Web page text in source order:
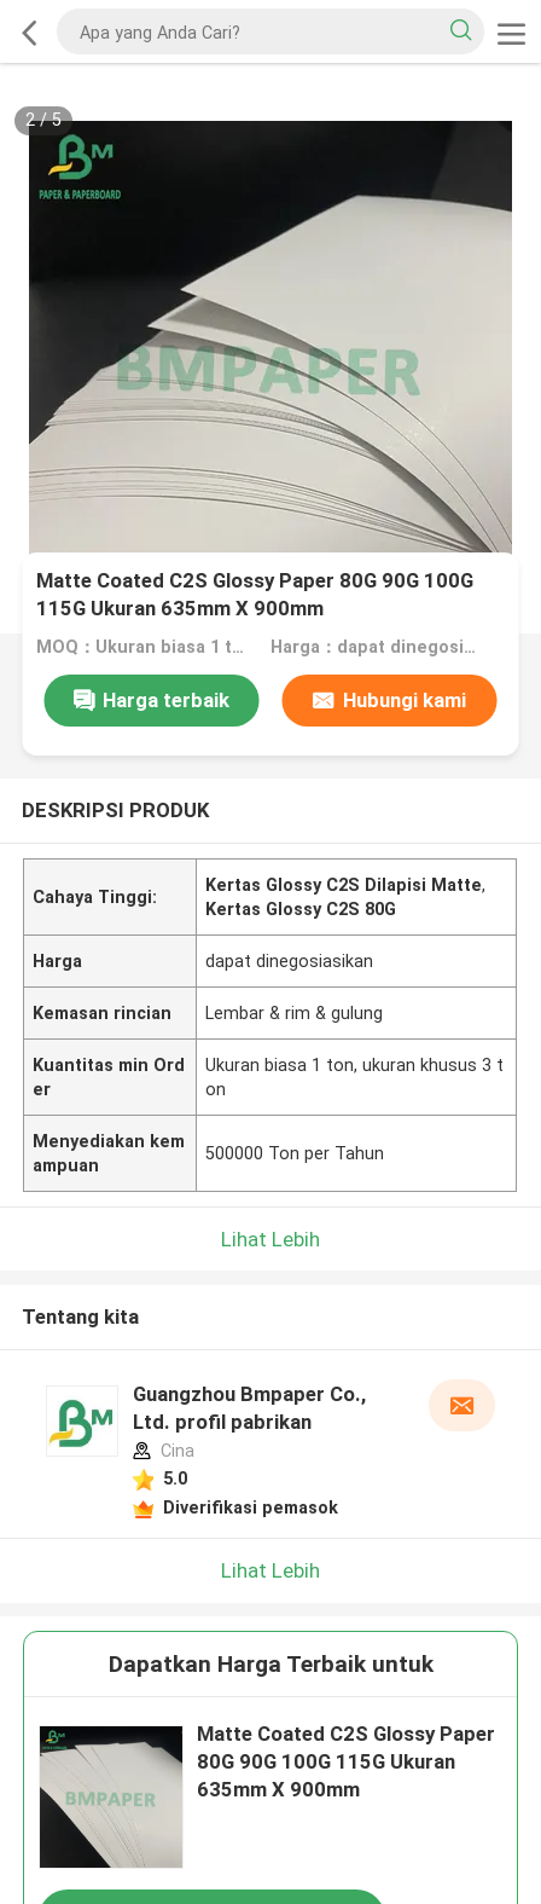
2/5
Matte Coated C2S Glossy Paper 80G 90G 100G
115G Ukuran 635mm X 900mm
MOQ：Ukuran biasa 1 ton, ukuran khusus 3 ton Harga：dapat dinegosiasikan
Harga terbaik Hubungi kami
DESKRIPSI PRODUK
Cahaya Tinggi:
Kertas Glossy C2S Dilapisi Matte,
Kertas Glossy C2S 80G
Harga dapat dinegosiasikan
Kemasan rincian Lembar & rim & gulung
Kuantitas min Ord
er
Ukuran biasa 1 ton, ukuran khusus 3 t
on
Menyediakan kem
ampuan
500000 Ton per Tahun
Lihat Lebih
Tentang kita
Guangzhou Bmpaper Co.,
Ltd. profil pabrikan
Cina
5.0
Diverifikasi pemasok
Lihat Lebih
Dapatkan Harga Terbaik untuk
Matte Coated C2S Glossy Paper
80G 90G 100G 115G Ukuran
635mm X 900mm